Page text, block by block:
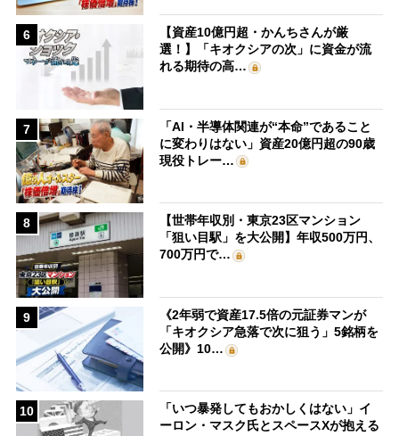
6
【資産10億円超・かんちさんが厳
選！】「キオクシアの次」に資金が流
れる期待の高…
7
「AI・半導体関連が“本命”であること
に変わりはない」資産20億円超の90歳
現役トレー…
8
【世帯年収別・東京23区マンション
「狙い目駅」を大公開】年収500万円、
700万円で…
9
《2年弱で資産17.5倍の元証券マンが
「キオクシア急落で次に狙う」5銘柄を
公開》10…
10
「いつ暴発してもおかしくはない」イ
ーロン・マスク氏とスペースXが抱える